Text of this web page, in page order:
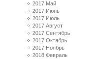
2017 Май
2017 Июнь
2017 Июль
2017 Август
2017 Сентябрь
2017 Октябрь
2017 Ноябрь
2018 Февраль